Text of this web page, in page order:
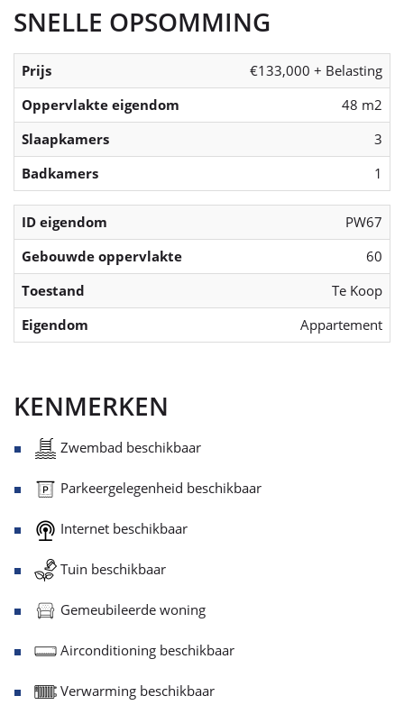
SNELLE OPSOMMING
Prijs
€133,000 + Belasting
Oppervlakte eigendom
48 m2
Slaapkamers
3
Badkamers
1
ID eigendom
PW67
Gebouwde oppervlakte
60
Toestand
Te Koop
Eigendom
Appartement
KENMERKEN
Zwembad beschikbaar
Parkeergelegenheid beschikbaar
Internet beschikbaar
Tuin beschikbaar
Gemeubileerde woning
Airconditioning beschikbaar
Verwarming beschikbaar